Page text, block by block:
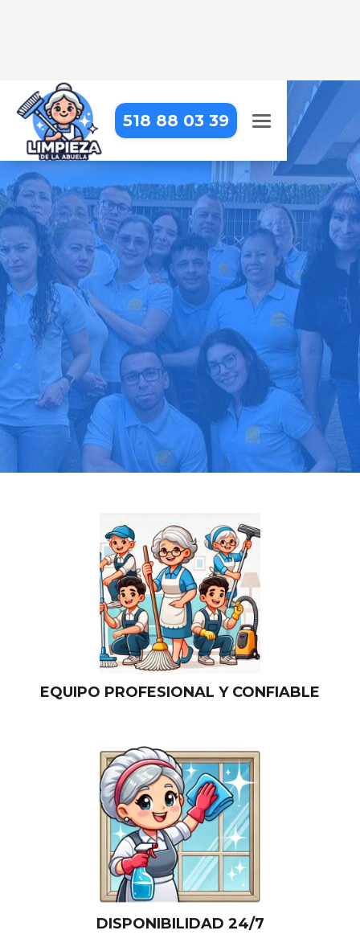
518 88 03 39
LIMPIEZA DE OBRA EN ISTÁN
Dejamos tu obra impecable, con
una limpieza detallada que resalta
cada acabado
Pide tu presupuesto gratis
Llama hoy: 518 88 03 39
Más de 1000 clientes confían en nosotros
⭐⭐⭐⭐⭐
EQUIPO PROFESIONAL Y CONFIABLE
DISPONIBILIDAD 24/7